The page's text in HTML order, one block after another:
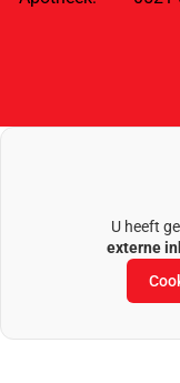
U heeft
externe